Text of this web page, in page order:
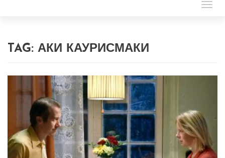
TAG: АКИ КАУРИСМАКИ